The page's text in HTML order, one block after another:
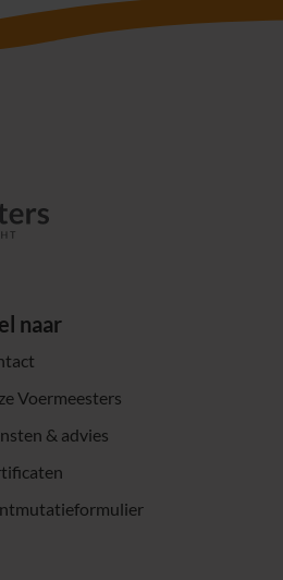
naar
Voermeesters
& advies